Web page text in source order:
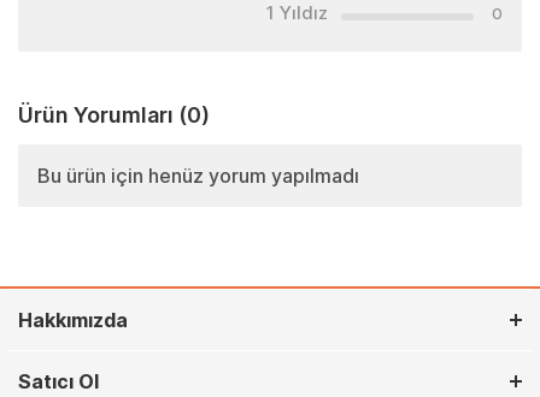
1 Yıldız 0
Ürün Yorumları (0)
Bu ürün için henüz yorum yapılmadı
Hakkımızda
Satıcı Ol